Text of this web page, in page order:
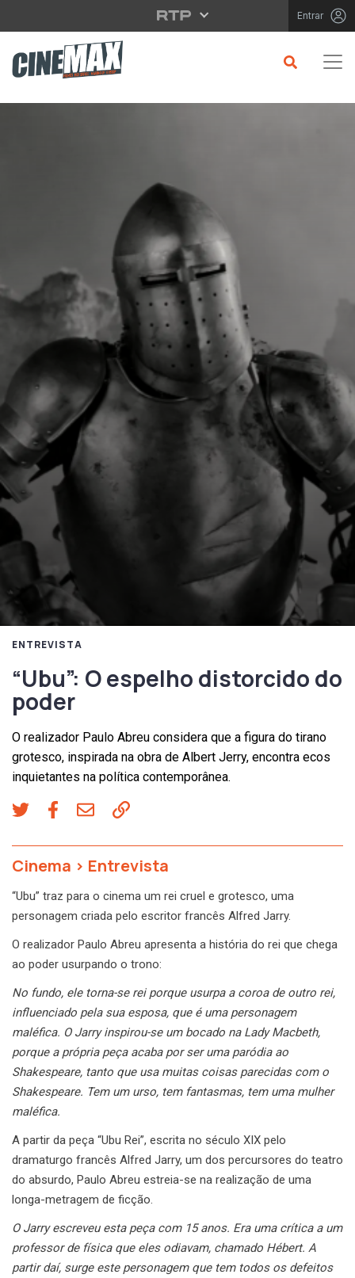
Saltar para o conteúdo principal Entrar
ENTREVISTA
“Ubu”: O espelho distorcido do
poder
O realizador Paulo Abreu considera que a figura do tirano
grotesco, inspirada na obra de Albert Jerry, encontra ecos
inquietantes na política contemporânea.
Cinema > Entrevista
“Ubu” traz para o cinema um rei cruel e grotesco, uma
personagem criada pelo escritor francês Alfred Jarry.
O realizador Paulo Abreu apresenta a história do rei que chega
ao poder usurpando o trono:
No fundo, ele torna-se rei porque usurpa a coroa de outro rei,
influenciado pela sua esposa, que é uma personagem
maléfica. O Jarry inspirou-se um bocado na Lady Macbeth,
porque a própria peça acaba por ser uma paródia ao
Shakespeare, tanto que usa muitas coisas parecidas com o
Shakespeare. Tem um urso, tem fantasmas, tem uma mulher
maléfica.
A partir da peça “Ubu Rei”, escrita no século XIX pelo
dramaturgo francês Alfred Jarry, um dos percursores do teatro
do absurdo, Paulo Abreu estreia-se na realização de uma
longa-metragem de ficção.
O Jarry escreveu esta peça com 15 anos. Era uma crítica a um
professor de física que eles odiavam, chamado Hébert. A
partir daí, surge este personagem que tem todos os defeitos